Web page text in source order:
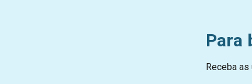
Para
Receba